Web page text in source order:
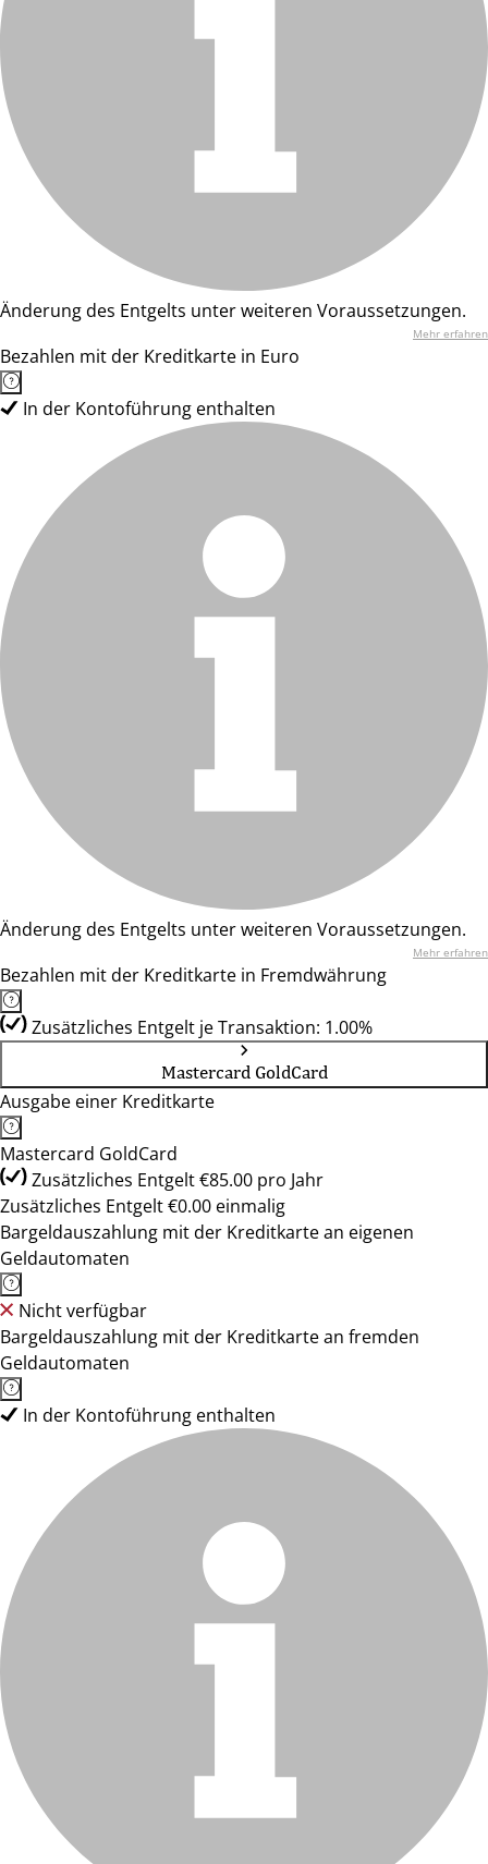
Änderung des Entgelts unter weiteren Voraussetzungen.
Mehr erfahren
Bezahlen mit der Kreditkarte in Euro
In der Kontoführung enthalten
Änderung des Entgelts unter weiteren Voraussetzungen.
Mehr erfahren
Bezahlen mit der Kreditkarte in Fremdwährung
Zusätzliches Entgelt je Transaktion: 1.00%
Mastercard GoldCard
Ausgabe einer Kreditkarte
Mastercard GoldCard
Zusätzliches Entgelt €85.00 pro Jahr
Zusätzliches Entgelt €0.00 einmalig
Bargeldauszahlung mit der Kreditkarte an eigenen
Geldautomaten
Nicht verfügbar
Bargeldauszahlung mit der Kreditkarte an fremden
Geldautomaten
In der Kontoführung enthalten